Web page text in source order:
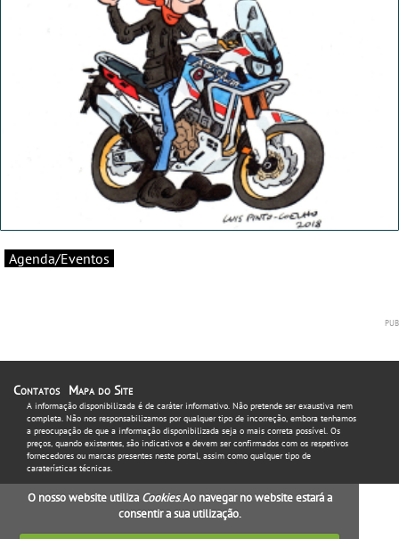
Agenda/Eventos
Contatos Mapa do Site
A informação disponibilizada é de caráter informativo. Não pretende ser exaustiva nem
completa. Não nos responsabilizamos por qualquer tipo de incorreção, embora tenhamos
a preocupação de que a informação disponibilizada seja o mais correta possível. Os
preços, quando existentes, são indicativos e devem ser confirmados com os respetivos
fornecedores ou marcas presentes neste portal, assim como qualquer tipo de
caraterísticas técnicas.
O nosso website utiliza Cookies. Ao navegar no website estará a
consentir a sua utilização.